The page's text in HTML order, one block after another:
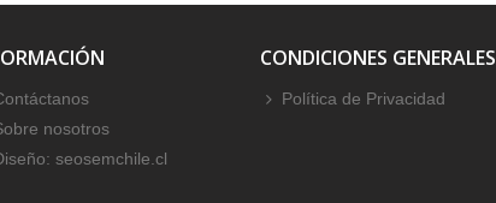
nosotros
seosemchile.cl
CONDICIONES GENERALES
Política de Privacidad